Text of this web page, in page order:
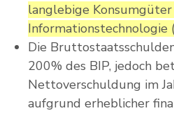
langlebige
Informationstechnologie
Die
200% des BIP, jedoch
Nettoverschuldung im
aufgrund erheblicher